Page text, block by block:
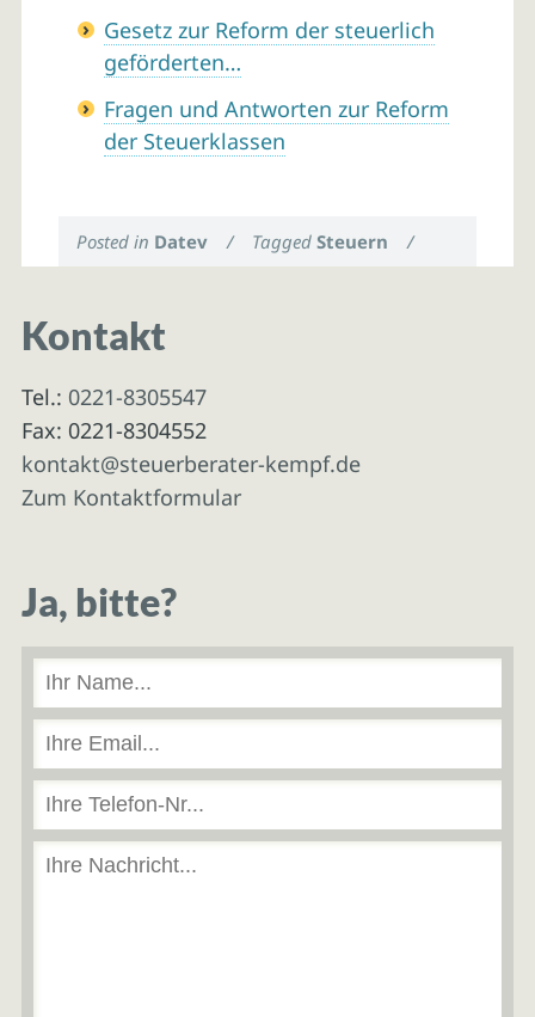
Gesetz zur Reform der steuerlich
geförderten…
Fragen und Antworten zur Reform
der Steuerklassen
Posted in Datev / TaggedSteuern /
Kontakt
Tel.: 0221-8305547
Fax: 0221-8304552
kontakt@steuerberater-kempf.de
Zum Kontaktformular
Ja, bitte?